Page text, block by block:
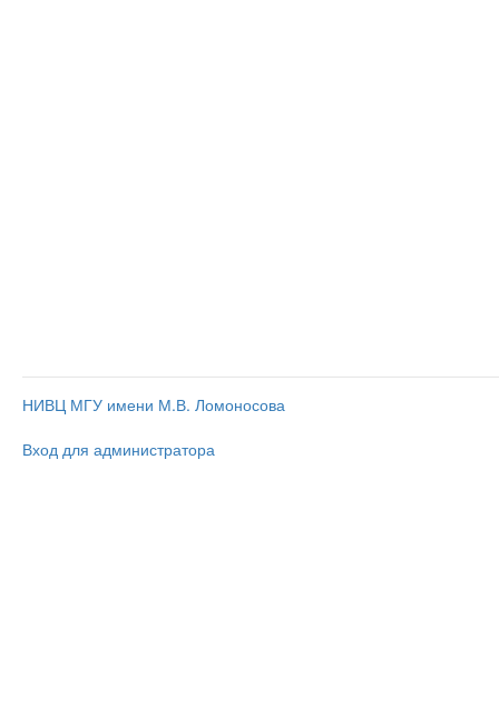
НИВЦ МГУ имени М.В. Ломоносова
Вход для администратора